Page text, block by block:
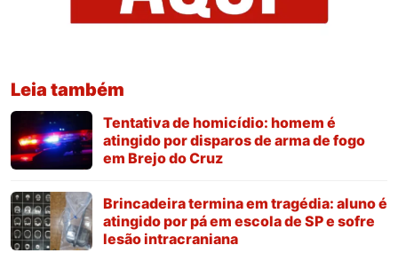
Leia também
Tentativa de homicídio: homem é
atingido por disparos de arma de fogo
em Brejo do Cruz
Brincadeira termina em tragédia: aluno é
atingido por pá em escola de SP e sofre
lesão intracraniana